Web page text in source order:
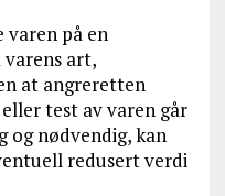
varen på en
art,
at angreretten
test av varen går
og nødvendig, kan
redusert verdi